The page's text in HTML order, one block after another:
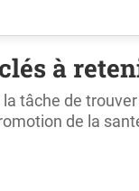
à
tâche de
de la